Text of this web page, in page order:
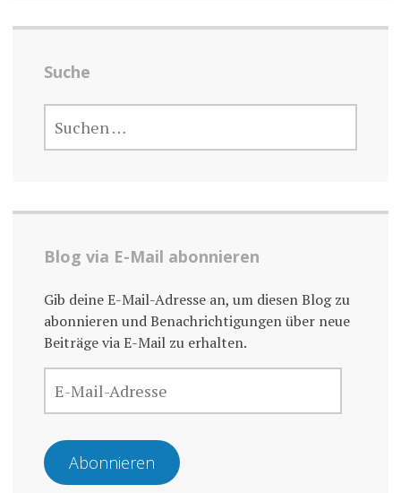
Suche
NACH:
Blog via E-Mail abonnieren
Gib deine E-Mail-Adresse an, um diesen Blog zu
abonnieren und Benachrichtigungen über neue
Beiträge via E-Mail zu erhalten.
MAIL-
ADRESSE
Abonnieren